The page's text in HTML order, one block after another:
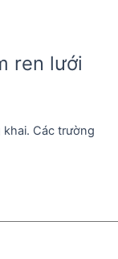
ren lưới
khai. Các trường